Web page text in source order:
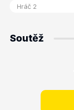
Soutěž